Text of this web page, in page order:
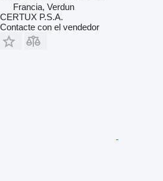
Francia, Verdun
CERTUX P.S.A.
Contacte con el vendedor